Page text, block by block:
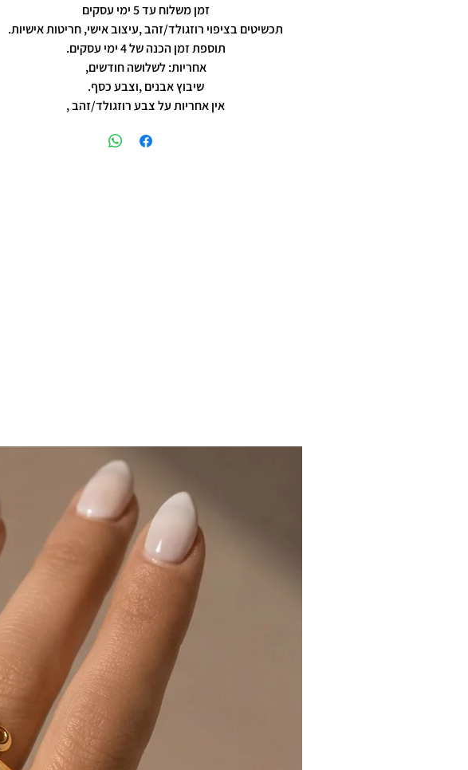
זמן משלוח עד 5 ימי עסקים
תכשיטים בציפוי רוזגולד/זהב ,עיצוב אישי, חריטות אישיות.
תוספת זמן הכנה של 4 ימי עסקים.
אחריות: לשלושה חודשים,
שיבוץ אבנים ,וצבע כסף.
אין אחריות על צבע רוזגולד/זהב ,